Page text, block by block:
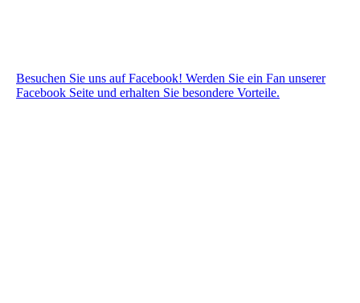
Besuchen Sie uns auf Facebook! Werden Sie ein Fan unserer
Facebook Seite und erhalten Sie besondere Vorteile.